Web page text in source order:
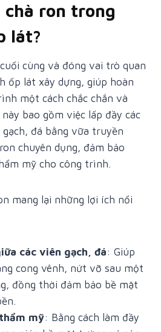
chà ron trong
lát?
cùng và đóng vai trò quan
ốp lát xây dựng, giúp hoàn
một cách chắc chắn và
bao gồm việc lấp đầy các
gạch, đá bằng vữa truyền
chuyên dụng, đảm bảo
mỹ cho công trình.
mang lại những lợi ích nổi
các viên gạch, đá: Giúp
cong vênh, nứt vỡ sau một
đồng thời đảm bảo bề mặt
mỹ: Bằng cách làm đầy